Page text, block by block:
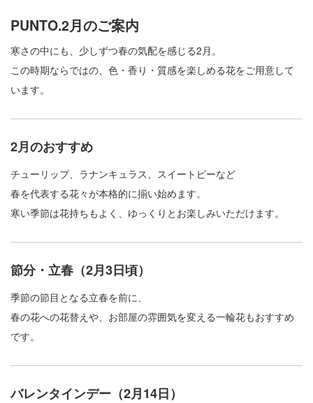
PUNTO.2月のご案内
寒さの中にも、少しずつ春の気配を感じる2月。
この時期ならではの、色・香り・質感を楽しめる花をご用意して
います。
2月のおすすめ
チューリップ、ラナンキュラス、スイートピーなど
春を代表する花々が本格的に揃い始めます。
寒い季節は花持ちもよく、ゆっくりとお楽しみいただけます。
節分・立春（2月3日頃）
季節の節目となる立春を前に、
春の花への花替えや、お部屋の雰囲気を変える一輪花もおすすめ
です。
バレンタインデー（2月14日）